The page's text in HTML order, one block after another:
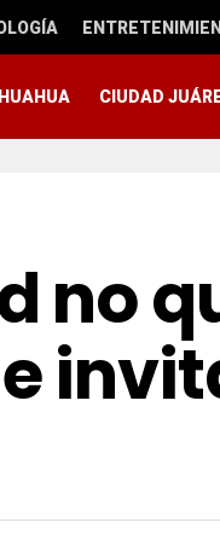
CIUDAD
no